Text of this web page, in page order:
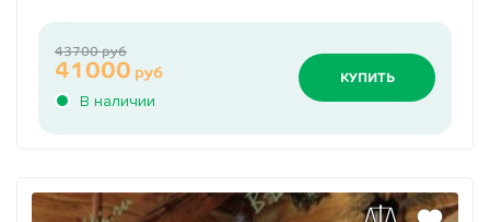
В наличии
41000 руб
43700 руб
КУПИТЬ